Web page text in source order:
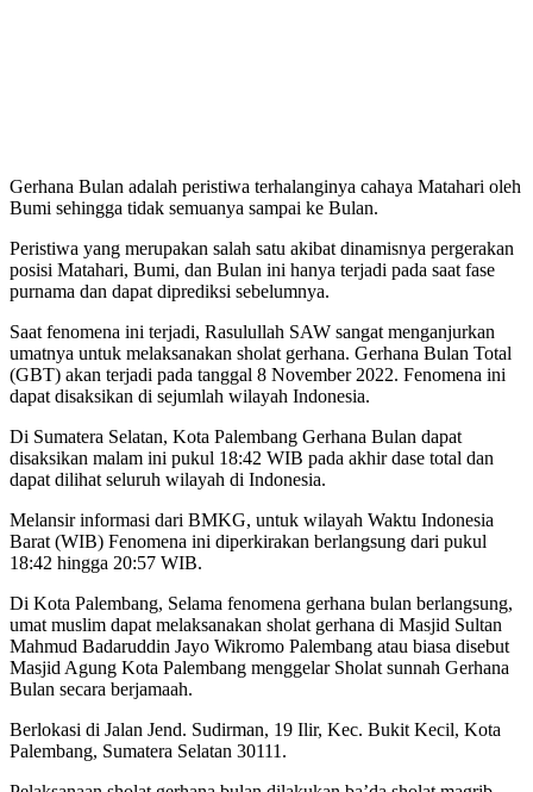
Gerhana Bulan adalah peristiwa terhalanginya cahaya Matahari oleh
Bumi sehingga tidak semuanya sampai ke Bulan.
Peristiwa yang merupakan salah satu akibat dinamisnya pergerakan
posisi Matahari, Bumi, dan Bulan ini hanya terjadi pada saat fase
purnama dan dapat diprediksi sebelumnya.
Saat fenomena ini terjadi, Rasulullah SAW sangat menganjurkan
umatnya untuk melaksanakan sholat gerhana. Gerhana Bulan Total
(GBT) akan terjadi pada tanggal 8 November 2022. Fenomena ini
dapat disaksikan di sejumlah wilayah Indonesia.
Di Sumatera Selatan, Kota Palembang Gerhana Bulan dapat
disaksikan malam ini pukul 18:42 WIB pada akhir dase total dan
dapat dilihat seluruh wilayah di Indonesia.
Melansir informasi dari BMKG, untuk wilayah Waktu Indonesia
Barat (WIB) Fenomena ini diperkirakan berlangsung dari pukul
18:42 hingga 20:57 WIB.
Di Kota Palembang, Selama fenomena gerhana bulan berlangsung,
umat muslim dapat melaksanakan sholat gerhana di Masjid Sultan
Mahmud Badaruddin Jayo Wikromo Palembang atau biasa disebut
Masjid Agung Kota Palembang menggelar Sholat sunnah Gerhana
Bulan secara berjamaah.
Berlokasi di Jalan Jend. Sudirman, 19 Ilir, Kec. Bukit Kecil, Kota
Palembang, Sumatera Selatan 30111.